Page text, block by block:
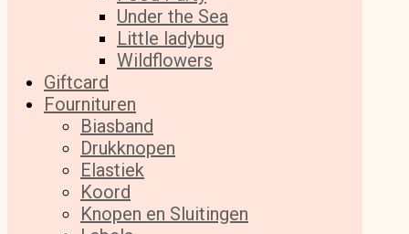
Under the Sea
Little ladybug
Wildflowers
Giftcard
Fournituren
Biasband
Drukknopen
Elastiek
Koord
Knopen en Sluitingen